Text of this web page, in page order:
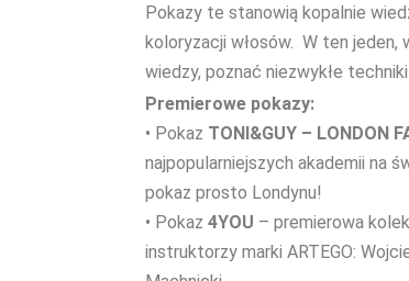
Pokazy te stanowią kopalnie
koloryzacji włosów. W ten
wiedzy, poznać niezwykłe
Premierowe pokazy:
• Pokaz TONI&GUY – LONDON
najpopularniejszych akademii na
pokaz prosto Londynu!
• Pokaz 4YOU – premierowa
instruktorzy marki ARTEGO: